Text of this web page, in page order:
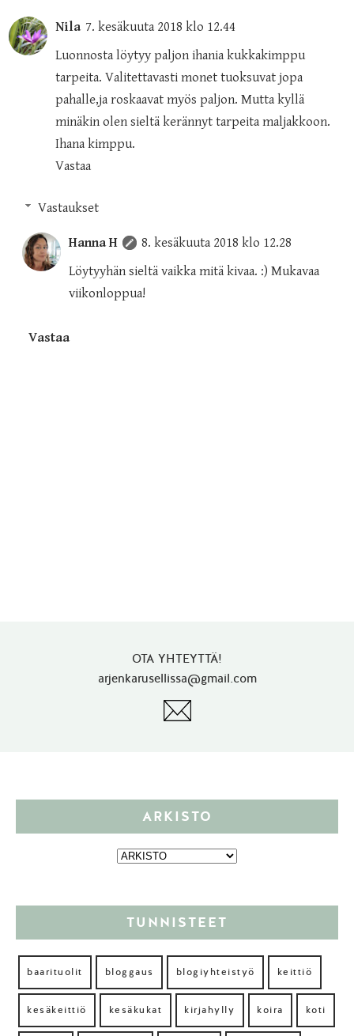
Nila 7. kesäkuuta 2018 klo 12.44
Luonnosta löytyy paljon ihania kukkakimppu
tarpeita. Valitettavasti monet tuoksuvat jopa
pahalle,ja roskaavat myös paljon. Mutta kyllä
minäkin olen sieltä kerännyt tarpeita maljakkoon.
Ihana kimppu.
Vastaa
Vastaukset
Hanna H
8. kesäkuuta 2018 klo 12.28
Löytyyhän sieltä vaikka mitä kivaa. :) Mukavaa
viikonloppua!
Vastaa
OTA YHTEYTTÄ!
arjenkarusellissa@gmail.com
ARKISTO
TUNNISTEET
baarituolit bloggaus blogiyhteistyö keittiö
kesäkeittiö kesäkukat kirjahylly koira koti